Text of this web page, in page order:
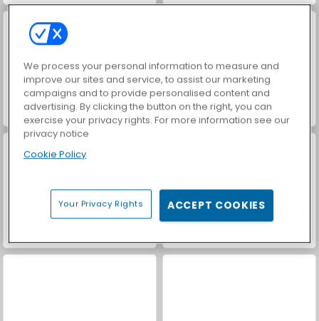
Farm Merge Valley Car Parking City Duel
We process your personal information to measure and
improve our sites and service, to assist our marketing
campaigns and to provide personalised content and
advertising. By clicking the button on the right, you can
exercise your privacy rights. For more information see our
privacy notice
Cookie Policy
Your Privacy Rights ACCEPT COOKIES